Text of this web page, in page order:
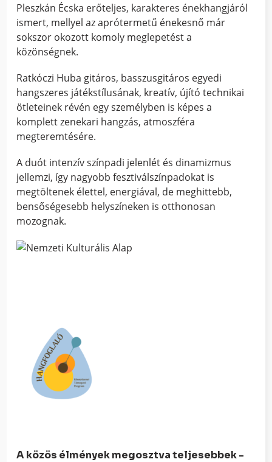
Pleszkán Écska erőteljes, karakteres énekhangjáról
ismert, mellyel az aprótermetű énekesnő már
sokszor okozott komoly meglepetést a
közönségnek.
Ratkóczi Huba gitáros, basszusgitáros egyedi
hangszeres játékstílusának, kreatív, újító technikai
ötleteinek révén egy személyben is képes a
komplett zenekari hangzás, atmoszféra
megteremtésére.
A duót intenzív színpadi jelenlét és dinamizmus
jellemzi, így nagyobb fesztiválszínpadokat is
megtöltenek élettel, energiával, de meghittebb,
bensőségesebb helyszíneken is otthonosan
mozognak.
A közös élmények megosztva teljesebbek -